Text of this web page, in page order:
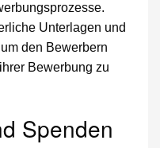
Unterlagen und
den Bewerbern
Bewerbung zu
Spenden